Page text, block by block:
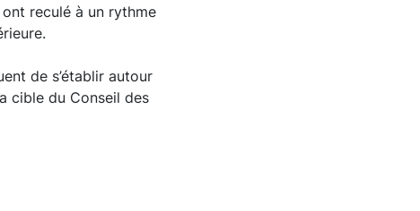
reculé à un rythme
de s’établir autour
cible du Conseil des